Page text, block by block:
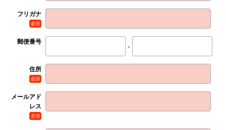
フリガナ
必須
郵便番号
-
住所
必須
メールアド
レス
必須